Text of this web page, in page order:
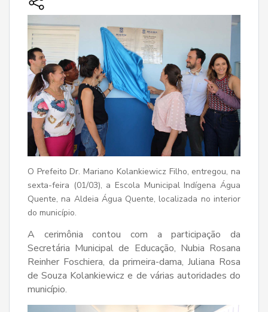
O Prefeito Dr. Mariano Kolankiewicz Filho, entregou, na
sexta-feira (01/03), a Escola Municipal Indígena Água
Quente, na Aldeia Água Quente, localizada no interior
do município.
A cerimônia contou com a participação da
Secretária Municipal de Educação, Nubia Rosana
Reinher Foschiera, da primeira-dama, Juliana Rosa
de Souza Kolankiewicz e de várias autoridades do
município.